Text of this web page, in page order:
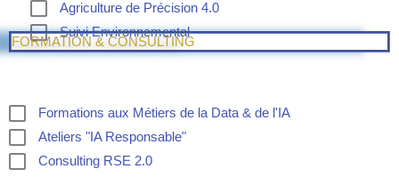
Agriculture de Précision 4.0
Suivi Environnemental
FORMATION & CONSULTING
Formations aux Métiers de la Data & de l'IA
Ateliers "IA Responsable"
Consulting RSE 2.0